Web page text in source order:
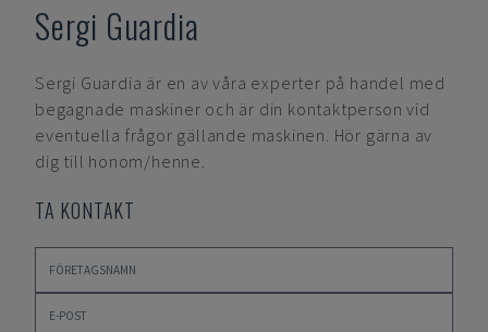
Sergi Guardia
Sergi Guardia är en av våra experter på handel med
begagnade maskiner och är din kontaktperson vid
eventuella frågor gällande maskinen. Hör gärna av
dig till honom/henne.
TA KONTAKT